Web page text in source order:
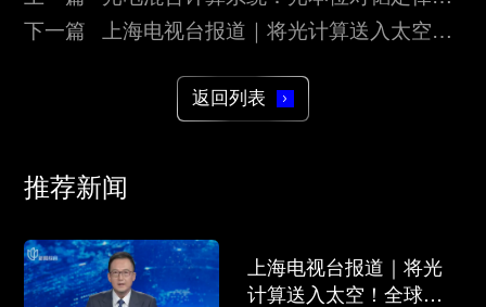
先行实践
下一篇 上海电视台报道｜将光计算送入太空！
返回列表
推荐新闻
上海电视台报道｜将光
计算送入太空！全球首